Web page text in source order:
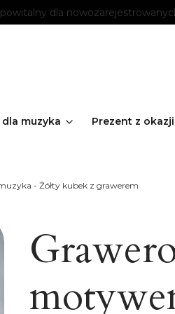
dla
muzyka Prezent z okazji
- Żółty kubek z grawerem